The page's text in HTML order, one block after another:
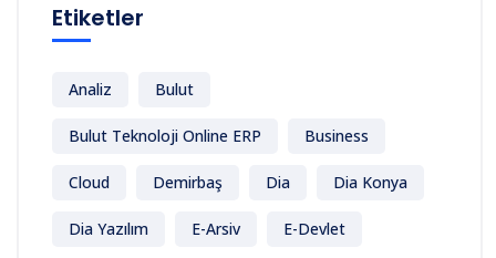
Etiketler
Analiz Bulut
Bulut Teknoloji Online ERP Business
Cloud Demirbaş Dia Dia Konya
Dia Yazılım E-Arsiv E-Devlet